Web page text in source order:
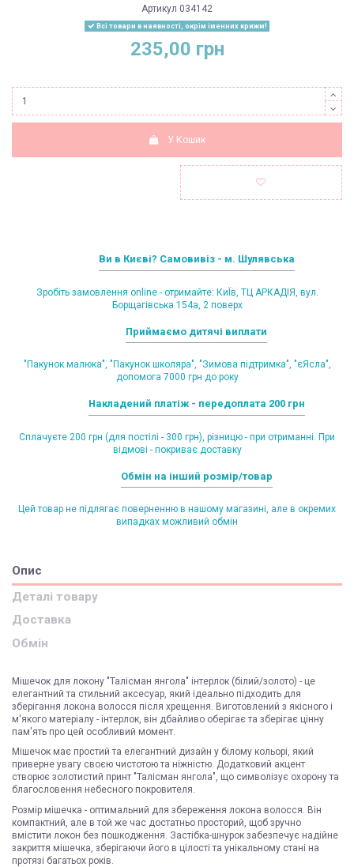
Артикул 034142
Всі товари в наявності, окрім іменних крижм!
235,00 грн
У Кошик
Ви в Києві? Самовивіз - м. Шулявська
Зробіть замовлення online - отримайте: КиЇв, ТЦ АРКАДІЯ, вул.
Борщагівська 154а, 2 поверх
Приймаємо дитячі виплати
"Пакунок малюка", "Пакунок школяра", "Зимова підтримка", "єЯсла",
допомога 7000 грн до року
Накладений платіж - передоплата 200 грн
Сплачуєте 200 грн (для постілі - 300 грн), різницю - при отриманні. При
відмові - покриває доставку
Обмін на інший розмір/товар
Цей товар не підлягає поверненню в нашому магазині, але в окремих
випадках можливий обмін
Опис
Деталі товару
Доставка
Обмін
Мішечок для локону "Талісман янгола" інтерлок (білий/золото) - це
елегантний та стильний аксесуар, який ідеально підходить для
зберігання локона волосся після хрещення. Виготовлений з якісного і
м'якого матеріалу - інтерлок, він дбайливо оберігає та зберігає цінну
пам'ять про цей особливий момент.
Мішечок має простий та елегантний дизайн у білому кольорі, який
приверне увагу своєю чистотою та ніжністю. Додатковий акцент
створює золотистий принт "Талісман янгола", що символізує охорону та
благословення небесного покровителя.
Розмір мішечка - оптимальний для збереження локона волосся. Він
компактний, але в той же час достатньо просторий, щоб зручно
вмістити локон без пошкодження. Застібка-шнурок забезпечує надійне
закриття мішечка, зберігаючи його в цілості та унікальному стані на
протязі багатьох років.